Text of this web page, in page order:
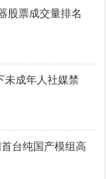
股票成交量排名
未成年人社媒禁
台纯国产模组高